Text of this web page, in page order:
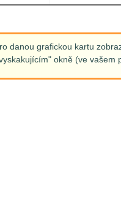
danou grafickou kartu
okně (ve vašem